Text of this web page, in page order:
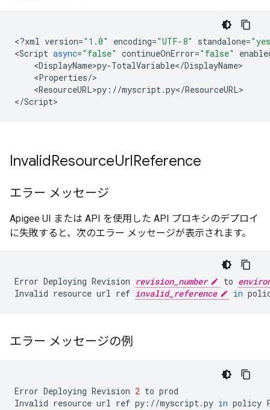
<?xml version="1.0" encoding="UTF-8" standalone=
<Script async="false" continueOnError="false"
    <
DisplayName>py-TotalVariable</DisplayName>
    <
Properties/>
    <
ResourceURL>py : //myscript.py</ResourceURL>
</Script>
InvalidResourceUrlReference
エラー メッセージ
Apigee UI または API を使用した API プロキシのデプロイ
に失敗すると、次のエラー メッセージが表示されます。
Error Deploying Revision revision_number to
Invalid resource url ref invalid_reference in
エラー メッセージの例
Error Deploying Revision 2 to prod
Invalid resource url ref py : //myscript.py in policy